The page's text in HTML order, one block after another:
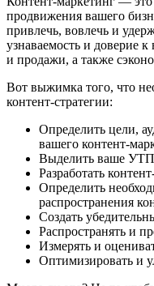
продвижения вашего
привлечь, вовлечь и
узнаваемость и доверие
и продажи, а также
Вот выжимка того, что
контент-стратегии:
Определить цели,
вашего контент-
Выделить ваше
Разработать
Определить
распространения
Создать
Распространять и
Измерять и
Оптимизировать и